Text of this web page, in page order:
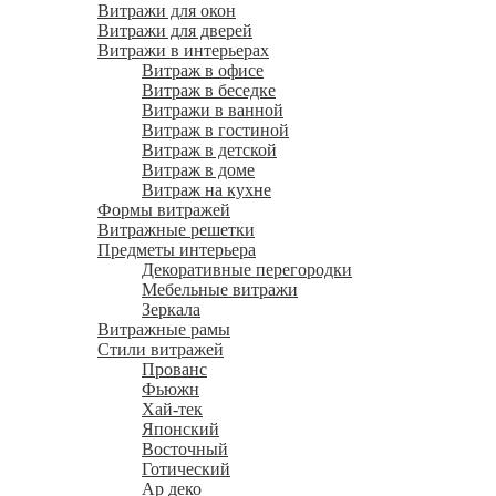
Витражи для окон
Витражи для дверей
Витражи в интерьерах
Витраж в офисе
Витраж в беседке
Витражи в ванной
Витраж в гостиной
Витраж в детской
Витраж в доме
Витраж на кухне
Формы витражей
Витражные решетки
Предметы интерьера
Декоративные перегородки
Мебельные витражи
Зеркала
Витражные рамы
Стили витражей
Прованс
Фьюжн
Хай-тек
Японский
Восточный
Готический
Ар деко